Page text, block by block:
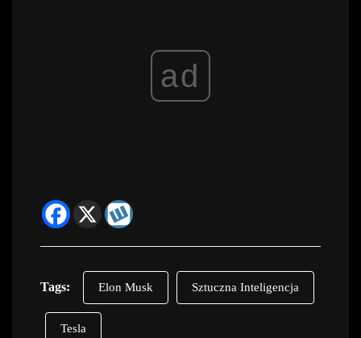
ad
Tags: Elon Musk Sztuczna Inteligencja
Tesla